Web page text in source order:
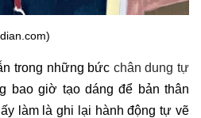
trong những bức chân dung tự
bao giờ tạo dáng để bản thân
làm là ghi lại hành động tự vẽ